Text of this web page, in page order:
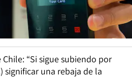
“Si sigue subiendo por
significar una rebaja de la